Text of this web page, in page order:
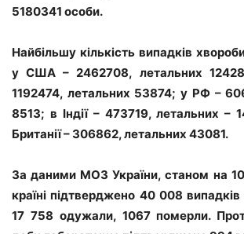
5180341 особи.
Найбільшу кількість випадків
у США – 2462708, летальних
1192474, летальних 53874; у РФ –
8513; в Індії – 473719, летальних –
Британії – 306862, летальних 43081.
За даними МОЗ України, станом на
країні підтверджено 40 008
17 758 одужали, 1067 померли.